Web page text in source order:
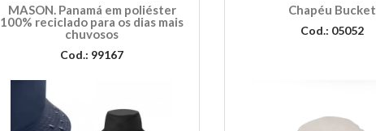
MASON. Panamá em poliéster
100% reciclado para os dias mais
chuvosos
Cod.: 99167
Chapéu Bucket
Cod.: 05052